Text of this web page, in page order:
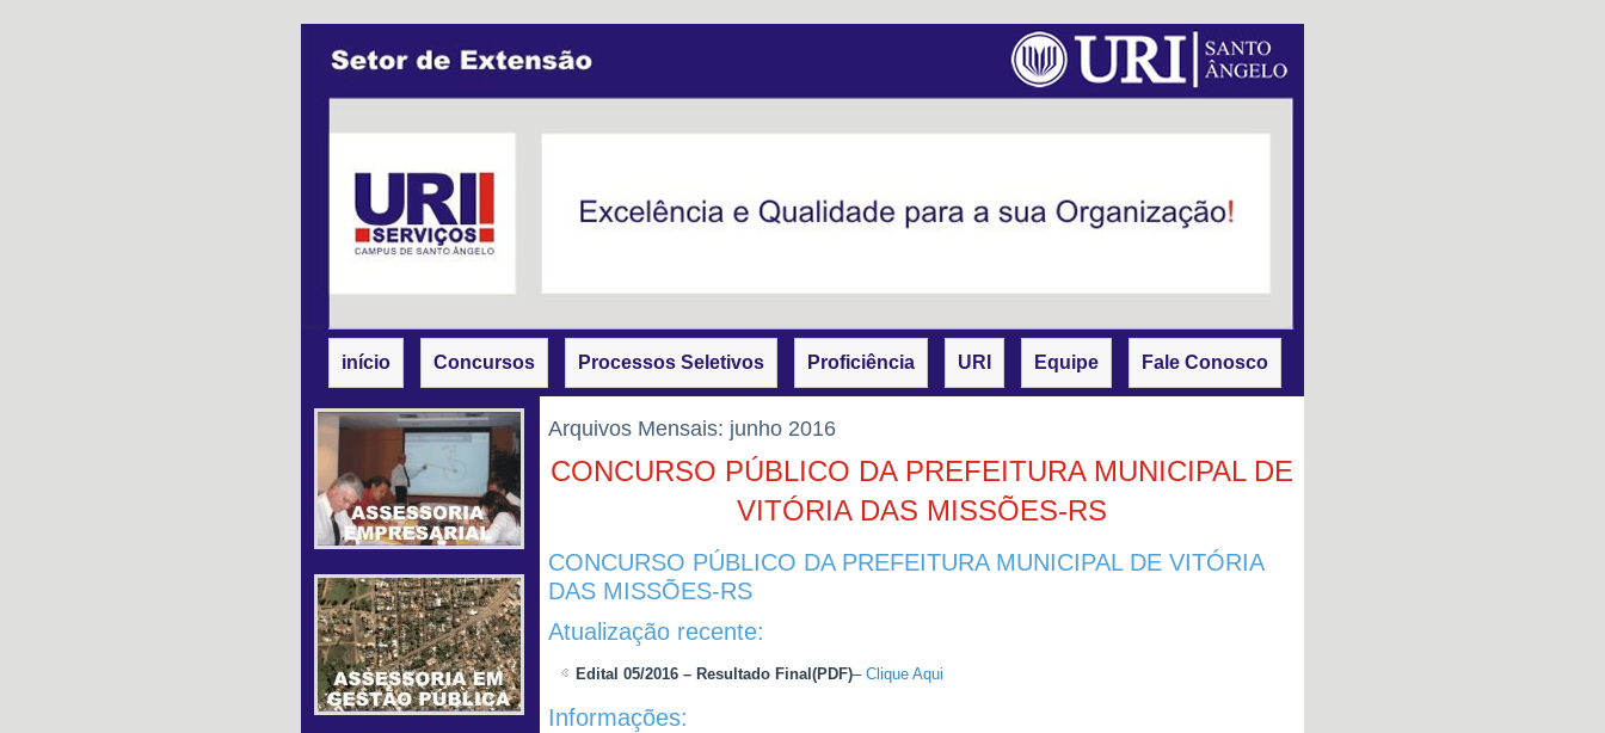
início Concursos Processos Seletivos Proficiência URI Equipe Fale Conosco
Arquivos Mensais: junho 2016
CONCURSO PÚBLICO DA PREFEITURA MUNICIPAL DE
VITÓRIA DAS MISSÕES-RS
CONCURSO PÚBLICO DA PREFEITURA MUNICIPAL DE VITÓRIA
DAS MISSÕES-RS
Atualização recente:
Edital 05/2016 – Resultado Final(PDF)–Clique Aqui
Informações: